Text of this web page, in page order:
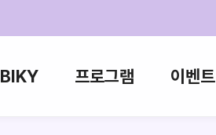
BIKY 프로그램 이벤트